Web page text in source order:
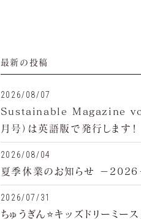
最新の投稿
2026/08/07
Sustainable Magazine
月号）は英語版で発行します！
2026/08/04
夏季休業のお知らせ
2026/07/31
ちゅうぎん⭐キッズドリーミー